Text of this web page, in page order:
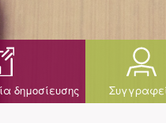
δημοσίευσης